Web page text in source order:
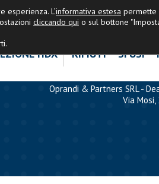
OPRANDI&PARTNERS |
HDX RIFIUTI SFUSI
Oprandi & Partners SRL -
Via Mosi,
L’informativa estesa permette
cliccando qui o sul bottone